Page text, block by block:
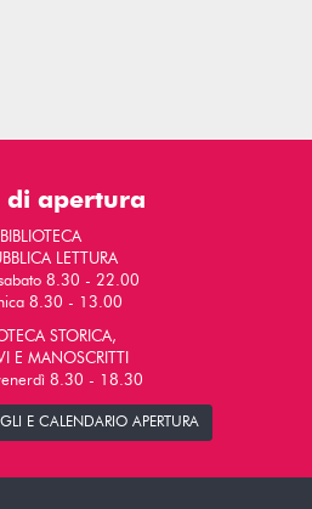
di apertura
BIBLIOTECA
LETTURA
8.30 - 22.00
8.30 - 13.00
STORICA,
E MANOSCRITTI
8.30 - 18.30
E CALENDARIO APERTURA